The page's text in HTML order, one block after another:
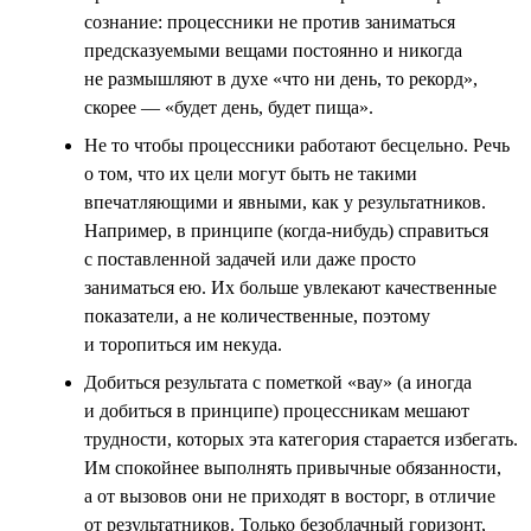
сознание: процессники не против заниматься
предсказуемыми вещами постоянно и никогда
не размышляют в духе «что ни день, то рекорд»,
скорее — «будет день, будет пища».
Не то чтобы процессники работают бесцельно. Речь
о том, что их цели могут быть не такими
впечатляющими и явными, как у результатников.
Например, в принципе (когда-нибудь) справиться
с поставленной задачей или даже просто
заниматься ею. Их больше увлекают качественные
показатели, а не количественные, поэтому
и торопиться им некуда.
Добиться результата с пометкой «вау» (а иногда
и добиться в принципе) процессникам мешают
трудности, которых эта категория старается избегать.
Им спокойнее выполнять привычные обязанности,
а от вызовов они не приходят в восторг, в отличие
от результатников. Только безоблачный горизонт,